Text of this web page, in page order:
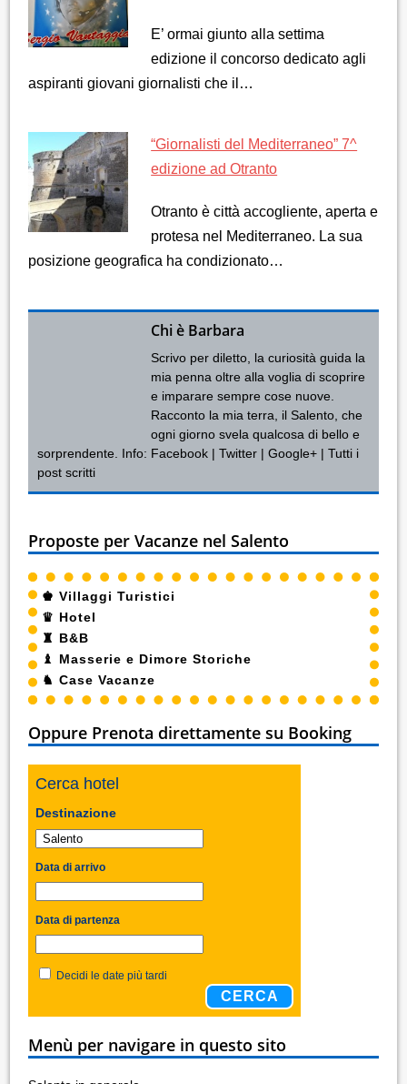
E’ ormai giunto alla settima
edizione il concorso dedicato agli
aspiranti giovani giornalisti che il…
“Giornalisti del Mediterraneo” 7^
edizione ad Otranto
Otranto è città accogliente, aperta e
protesa nel Mediterraneo. La sua
posizione geografica ha condizionato…
Chi è Barbara
Scrivo per diletto, la curiosità guida la
mia penna oltre alla voglia di scoprire
e imparare sempre cose nuove.
Racconto la mia terra, il Salento, che
ogni giorno svela qualcosa di bello e
sorprendente. Info: Facebook |Twitter |Google+ |Tutti i
post scritti
Proposte per Vacanze nel Salento
♚Villaggi Turistici
♛ Hotel
♜ B&B
♝ Masserie e Dimore Storiche
♞Case Vacanze
Oppure Prenota direttamente su Booking
Cerca hotel
Destinazione
Data di arrivo
Data di partenza
Decidi le date più tardi
CERCA
Menù per navigare in questo sito